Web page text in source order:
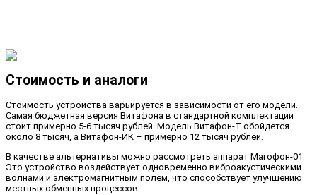
Стоимость и аналоги
Стоимость устройства варьируется в зависимости от его модели.
Самая бюджетная версия Витафона в стандартной комплектации
стоит примерно 5-6 тысяч рублей. Модель Витафон-Т обойдется
около 8 тысяч, а Витафон-ИК – примерно 12 тысяч рублей.
В качестве альтернативы можно рассмотреть аппарат Магофон-01.
Это устройство воздействует одновременно виброакустическими
волнами и электромагнитным полем, что способствует улучшению
местных обменных процессов.